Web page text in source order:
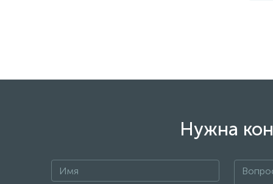
Нужна